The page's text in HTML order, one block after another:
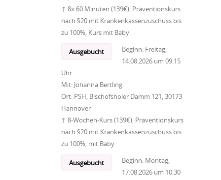
↑ 8x 60 Minuten (139€), Präventionskurs
nach §20 mit Krankenkassenzuschuss bis
zu 100%, Kurs mit Baby
Ausgebucht Beginn: Freitag,
14.08.2026 um 09:15
Uhr
Mit: Johanna Bertling
Ort: PSH, Bischofsholer Damm 121, 30173
Hannover
↑ 8-Wochen-Kurs (139€), Präventionskurs
nach §20 mit Krankenkassenzuschuss bis
zu 100%, mit Baby
Ausgebucht Beginn: Montag,
17.08.2026 um 10:30